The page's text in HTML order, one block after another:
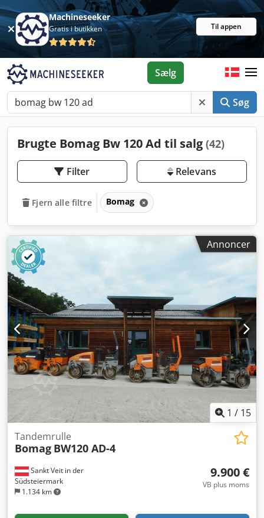
Machineseeker
Gratis i butikken Til appen
Søg
Sælg
Brugte Bomag Bw 120 Ad til salg (42)
Filter Relevans
Fjern alle filtre Bomag
Annoncer
1 / 15
Sankt Veit in der
Südsteiermark
1.134 km
Tandemrulle
Bomag BW120 AD-4
9.900 €
VB plus moms